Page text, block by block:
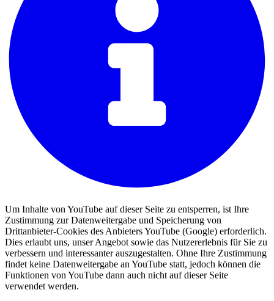
Um Inhalte von YouTube auf dieser Seite zu entsperren, ist Ihre
Zustimmung zur Datenweitergabe und Speicherung von
Drittanbieter-Cookies des Anbieters YouTube (Google) erforderlich.
Dies erlaubt uns, unser Angebot sowie das Nutzererlebnis für Sie zu
verbessern und interessanter auszugestalten. Ohne Ihre Zustimmung
findet keine Datenweitergabe an YouTube statt, jedoch können die
Funktionen von YouTube dann auch nicht auf dieser Seite
verwendet werden.